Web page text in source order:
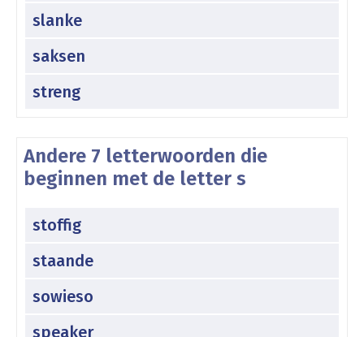
slanke
saksen
streng
Andere 7 letterwoorden die
beginnen met de letter s
stoffig
staande
sowieso
speaker